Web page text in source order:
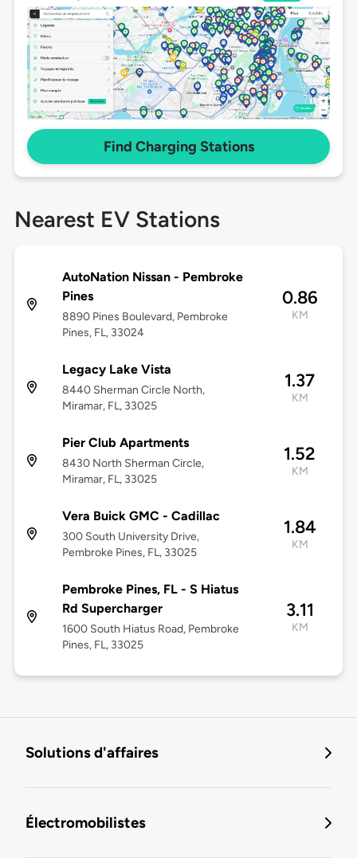
Find Charging Stations
Nearest EV Stations
AutoNation Nissan - Pembroke
Pines
8890 Pines Boulevard, Pembroke
Pines, FL, 33024
0.86
KM
Legacy Lake Vista
8440 Sherman Circle North,
Miramar, FL, 33025
1.37
KM
Pier Club Apartments
8430 North Sherman Circle,
Miramar, FL, 33025
1.52
KM
Vera Buick GMC - Cadillac
300 South University Drive,
Pembroke Pines, FL, 33025
1.84
KM
Pembroke Pines, FL - S Hiatus
Rd Supercharger
1600 South Hiatus Road, Pembroke
Pines, FL, 33025
3.11
KM
Solutions d'affaires
Électromobilistes